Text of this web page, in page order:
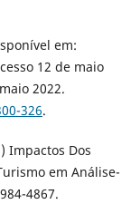
em:
12 de maio
2022.
326.
Impactos Dos
em Análise-
4867.